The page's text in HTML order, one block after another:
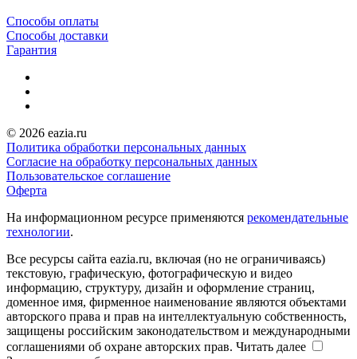
Способы оплаты
Способы доставки
Гарантия
© 2026 eazia.ru
Политика обработки персональных данных
Согласие на обработку персональных данных
Пользовательское соглашение
Оферта
На информационном ресурсе применяются рекомендательные
технологии.
Все ресурсы сайта eazia.ru, включая (но не ограничиваясь)
текстовую, графическую, фотографическую и видео
информацию, структуру, дизайн и оформление страниц,
доменное имя, фирменное наименование являются объектами
авторского права и прав на интеллектуальную собственность,
защищены российским законодательством и международными
соглашениями об охране авторских прав. Читать далее